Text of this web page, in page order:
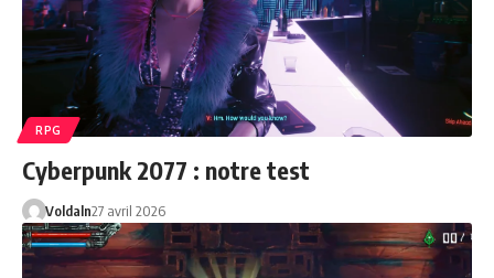
RPG
Cyberpunk 2077 : notre test
Voldaln27 avril 2026